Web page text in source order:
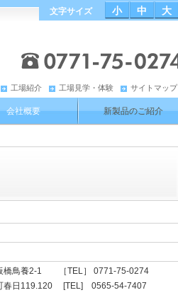
文字サイズ 大
中
小
サイトマップ
工場見学・体験
工場紹介
会社概要 新製品のご紹介
橋鳥養2-1 ［TEL］ 0771-75-0274
日119.120 [TEL] 0565-54-7407